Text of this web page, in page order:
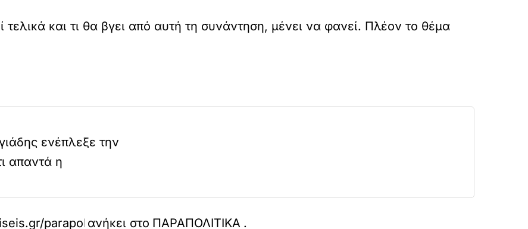
τελικά και τι θα βγει από αυτή τη συνάντηση, μένει να φανεί. Πλέον το θέμα
ενέπλεξε την
απαντά η
parapolitika/799776/sta-skaria-rantevoy-tailer-adoni/
ανήκει στο ΠΑΡΑΠΟΛΙΤΙΚΑ .